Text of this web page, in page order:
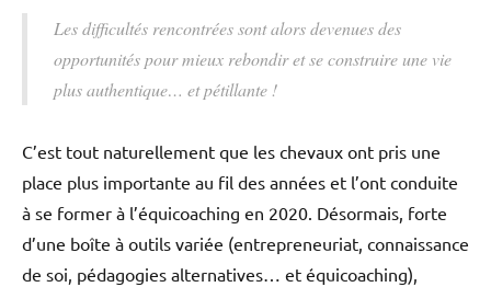
Les difficultés rencontrées sont alors devenues des
opportunités pour mieux rebondir et se construire une vie
plus authentique… et pétillante !
C’est tout naturellement que les chevaux ont pris une
place plus importante au fil des années et l’ont conduite
à se former à l’équicoaching en 2020. Désormais, forte
d’une boîte à outils variée (entrepreneuriat, connaissance
de soi, pédagogies alternatives… et équicoaching),